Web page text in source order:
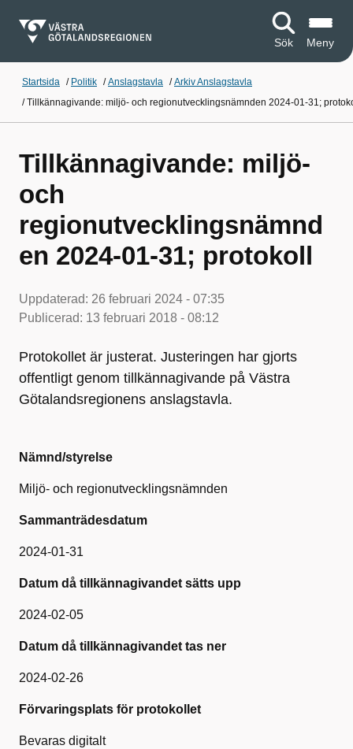
Sök Meny
Startsida / Politik /Anslagstavla /Arkiv Anslagstavla
/Tillkännagivande: miljö- och regionutvecklingsnämnden 2024-01-31;
Tillkännagivande: miljö-
och
regionutvecklingsnämnd
en 2024-01-31; protokoll
Uppdaterad: 26 februari 2024 - 07:35
Publicerad: 13 februari 2018 - 08:12
Protokollet är justerat. Justeringen har gjorts
offentligt genom tillkännagivande på Västra
Götalandsregionens anslagstavla.
Nämnd/styrelse
Miljö- och regionutvecklingsnämnden
Sammanträdesdatum
2024-01-31
Datum då tillkännagivandet sätts upp
2024-02-05
Datum då tillkännagivandet tas ner
2024-02-26
Förvaringsplats för protokollet
Bevaras digitalt